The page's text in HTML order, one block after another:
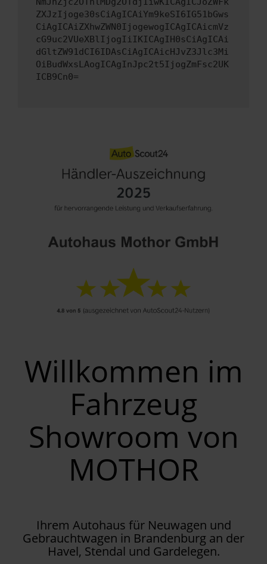
ZXJzIjoge30sCiAgICAiYm9keSI6IG51bGws
CiAgICAiZXhwZWN0IjogewogICAgICAicmVz
cG9uc2VUeXBlIjogIiIKICAgIH0sCiAgICAi
dGltZW91dCI6IDAsCiAgICAicHJvZ3Jlc3Mi
OiBudWxsLAogICAgInJpc2t5IjogZmFsc2UK
ICB9Cn0=
Willkommen im
Fahrzeug
Showroom von
MOTHOR
Ihrem Autohaus für Neuwagen und
Gebrauchtwagen in Brandenburg an der
Havel, Stendal und Gardelegen.